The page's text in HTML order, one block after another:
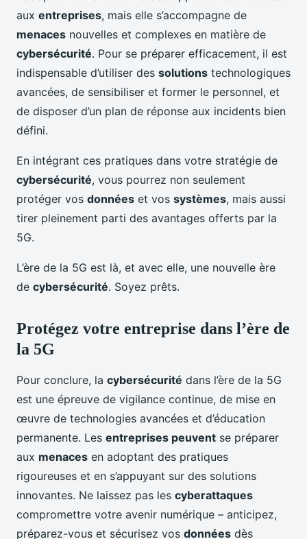
aux entreprises, mais elle s’accompagne de
menaces nouvelles et complexes en matière de
cybersécurité. Pour se préparer efficacement, il est
indispensable d’utiliser des solutions technologiques
avancées, de sensibiliser et former le personnel, et
de disposer d’un plan de réponse aux incidents bien
défini.
En intégrant ces pratiques dans votre stratégie de
cybersécurité, vous pourrez non seulement
protéger vos données et vos systèmes, mais aussi
tirer pleinement parti des avantages offerts par la
5G.
L’ère de la 5G est là, et avec elle, une nouvelle ère
de cybersécurité. Soyez prêts.
Protégez votre entreprise dans l’ère de
la 5G
Pour conclure, la cybersécurité dans l’ère de la 5G
est une épreuve de vigilance continue, de mise en
œuvre de technologies avancées et d’éducation
permanente. Les entreprises peuvent se préparer
aux menaces en adoptant des pratiques
rigoureuses et en s’appuyant sur des solutions
innovantes. Ne laissez pas les cyberattaques
compromettre votre avenir numérique – anticipez,
préparez-vous et sécurisez vos données dès